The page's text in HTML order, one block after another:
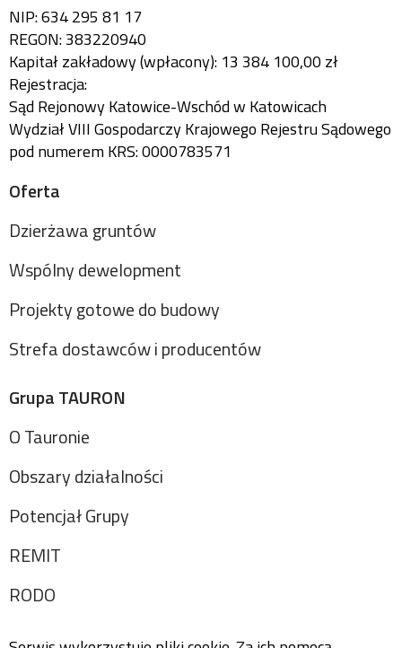
NIP: 634 295 81 17
REGON: 383220940
Kapitał zakładowy (wpłacony): 13 384 100,00 zł
Rejestracja:
Sąd Rejonowy Katowice-Wschód w Katowicach
Wydział VIII Gospodarczy Krajowego Rejestru Sądowego
pod numerem KRS: 0000783571
Oferta
Dzierżawa gruntów
Wspólny dewelopment
Projekty gotowe do budowy
Strefa dostawców i producentów
Grupa TAURON
O Tauronie
Obszary działalności
Potencjał Grupy
REMIT
RODO